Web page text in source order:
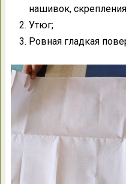
нашивок,
Утюг;
Ровная гладкая